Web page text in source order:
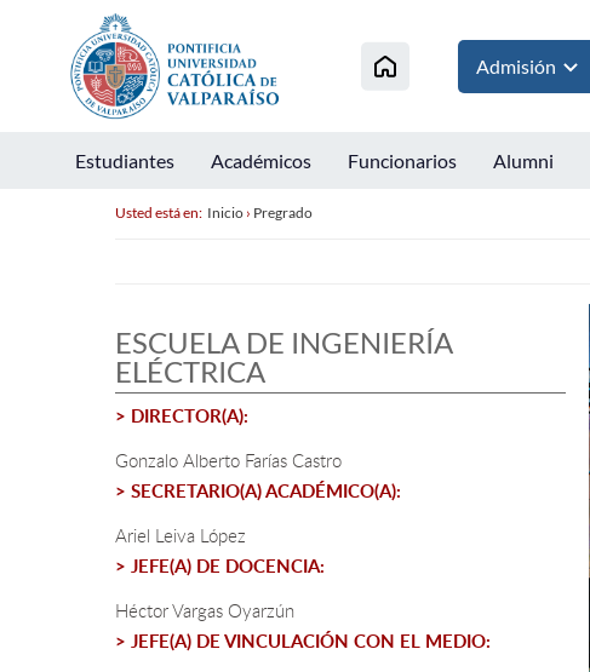
Admisión
Estudiantes Académicos Funcionarios Alumni
Usted está en: Inicio› Pregrado
ESCUELA DE INGENIERÍA
ELÉCTRICA
> DIRECTOR(A):
Gonzalo Alberto Farías Castro
> SECRETARIO(A) ACADÉMICO(A):
Ariel Leiva López
> JEFE(A) DE DOCENCIA:
Héctor Vargas Oyarzún
> JEFE(A) DE VINCULACIÓN CON EL MEDIO: